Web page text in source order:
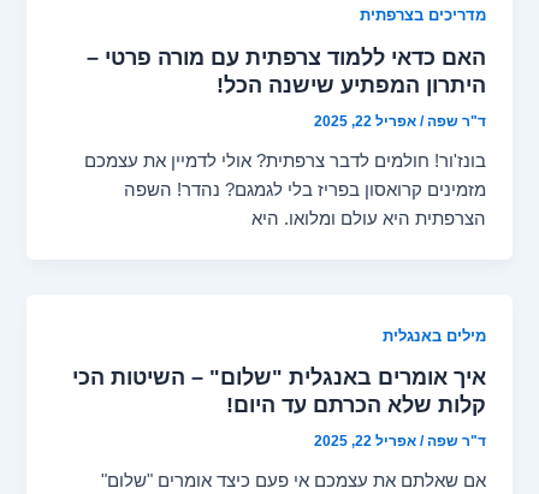
מדריכים בצרפתית
האם כדאי ללמוד צרפתית עם מורה פרטי –
היתרון המפתיע שישנה הכל!
ד"ר שפה/אפריל 22, 2025
בונז'ור! חולמים לדבר צרפתית? אולי לדמיין את עצמכם
מזמינים קרואסון בפריז בלי לגמגם? נהדר! השפה
הצרפתית היא עולם ומלואו. היא
מילים באנגלית
איך אומרים באנגלית "שלום" – השיטות הכי
קלות שלא הכרתם עד היום!
ד"ר שפה/אפריל 22, 2025
אם שאלתם את עצמכם אי פעם כיצד אומרים "שלום"